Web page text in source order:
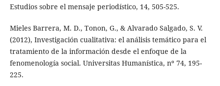
Estudios sobre el mensaje periodístico, 14, 505-525.
Mieles Barrera, M. D., Tonon, G., & Alvarado Salgado, S. V.
(2012), Investigación cualitativa: el análisis temático para el
tratamiento de la información desde el enfoque de la
fenomenología social. Universitas Humanística, nº 74, 195-
225.